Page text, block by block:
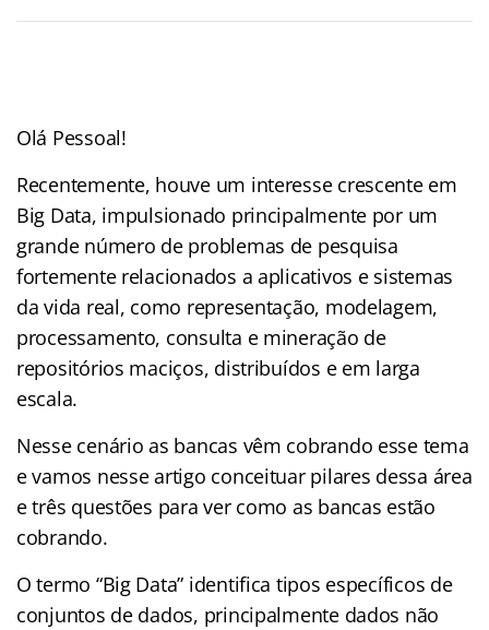
Olá Pessoal!
Recentemente, houve um interesse crescente em
Big Data, impulsionado principalmente por um
grande número de problemas de pesquisa
fortemente relacionados a aplicativos e sistemas
da vida real, como representação, modelagem,
processamento, consulta e mineração de
repositórios maciços, distribuídos e em larga
escala.
Nesse cenário as bancas vêm cobrando esse tema
e vamos nesse artigo conceituar pilares dessa área
e três questões para ver como as bancas estão
cobrando.
O termo “Big Data” identifica tipos específicos de
conjuntos de dados, principalmente dados não